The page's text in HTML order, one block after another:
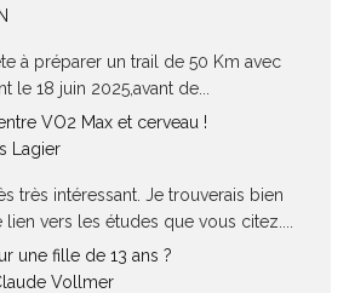
à préparer un trail de 50 Km avec
le 18 juin 2025,avant de...
VO2 Max et cerveau !
Lagier
très intéressant. Je trouverais bien
vers les études que vous citez....
une fille de 13 ans ?
Vollmer